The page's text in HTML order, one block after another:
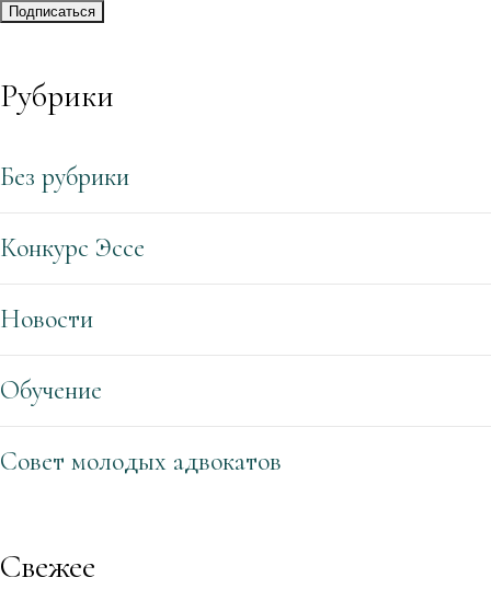
Рубрики
Без рубрики
Конкурс Эссе
Новости
Обучение
Совет молодых адвокатов
Свежее